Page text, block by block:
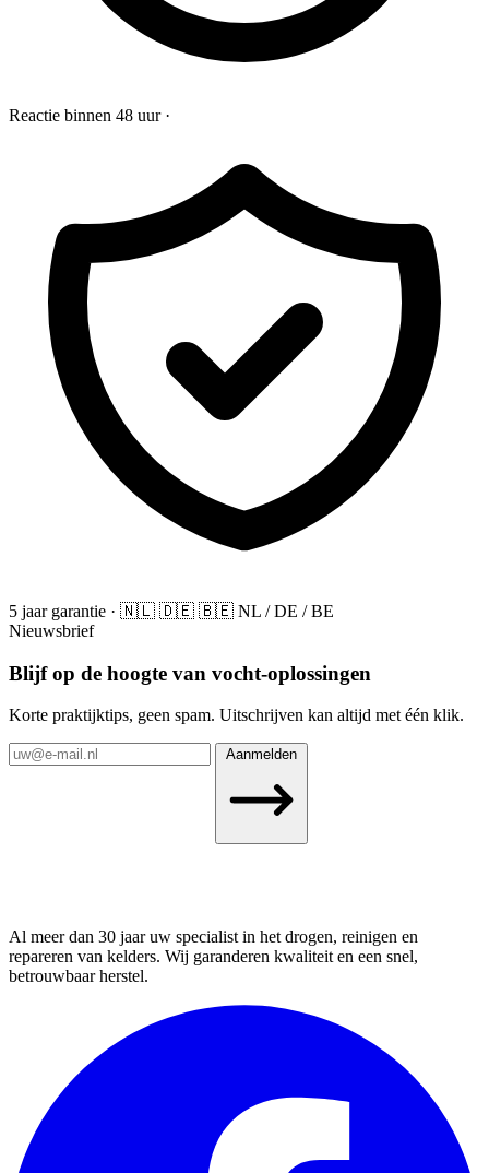
Reactie binnen 48 uur ·
5 jaar garantie · 🇳🇱 🇩🇪 🇧🇪 NL / DE / BE
Nieuwsbrief
Blijf op de hoogte van vocht-oplossingen
Korte praktijktips, geen spam. Uitschrijven kan altijd met één klik.
Aanmelden
Al meer dan 30 jaar uw specialist in het drogen, reinigen en
repareren van kelders. Wij garanderen kwaliteit en een snel,
betrouwbaar herstel.